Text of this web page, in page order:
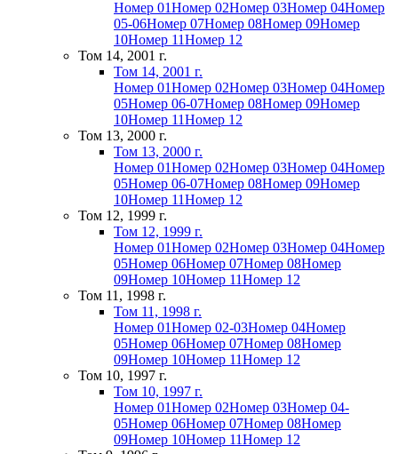
Номер 01Номер 02Номер 03Номер 04Номер
05-06Номер 07Номер 08Номер 09Номер
10Номер 11Номер 12
Том 14, 2001 г.
Том 14, 2001 г.
Номер 01Номер 02Номер 03Номер 04Номер
05Номер 06-07Номер 08Номер 09Номер
10Номер 11Номер 12
Том 13, 2000 г.
Том 13, 2000 г.
Номер 01Номер 02Номер 03Номер 04Номер
05Номер 06-07Номер 08Номер 09Номер
10Номер 11Номер 12
Том 12, 1999 г.
Том 12, 1999 г.
Номер 01Номер 02Номер 03Номер 04Номер
05Номер 06Номер 07Номер 08Номер
09Номер 10Номер 11Номер 12
Том 11, 1998 г.
Том 11, 1998 г.
Номер 01Номер 02-03Номер 04Номер
05Номер 06Номер 07Номер 08Номер
09Номер 10Номер 11Номер 12
Том 10, 1997 г.
Том 10, 1997 г.
Номер 01Номер 02Номер 03Номер 04-
05Номер 06Номер 07Номер 08Номер
09Номер 10Номер 11Номер 12